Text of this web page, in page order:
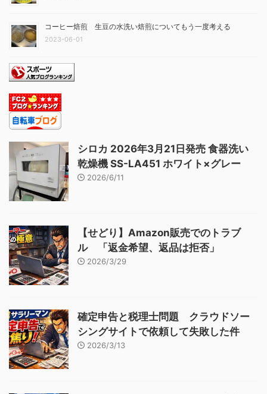
コーヒー焙煎 生豆の水洗い焙煎についてもう一度考える
2023-06-01
シロカ 2026年3月21日発売 食器洗い
乾燥機 SS-LA451 ホワイト×グレー
2026/6/11
【せどり】Amazon販売でのトラブ
ル 「返金希望、返品は拒否」
2026/3/29
確定申告と税理士問題 クラウドソー
シングサイトで依頼して失敗した件
2026/3/13